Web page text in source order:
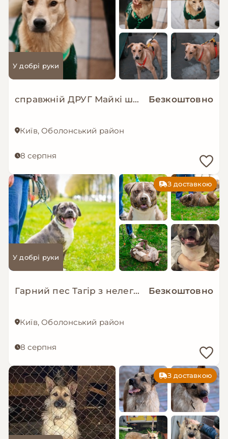
У добрі руки
справжній ДРУГ Майкі шукає родину! Безкоштовно
Київ, Оболонський район
8 серпня
З доставкою
У добрі руки
Гарний пес Тагір з нелегкою долею… Безкоштовно
Київ, Оболонський район
8 серпня
З доставкою